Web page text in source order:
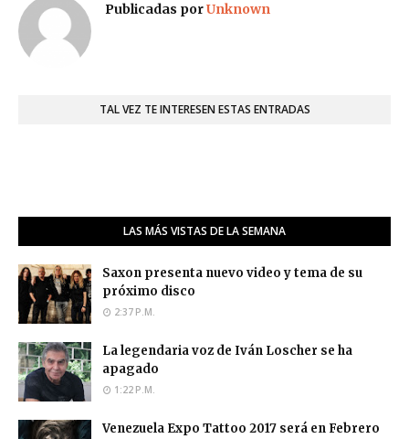
Publicadas porUnknown
TAL VEZ TE INTERESEN ESTAS ENTRADAS
LAS MÁS VISTAS DE LA SEMANA
Saxon presenta nuevo video y tema de su
próximo disco
2:37 P.M.
La legendaria voz de Iván Loscher se ha
apagado
1:22 P.M.
Venezuela Expo Tattoo 2017 será en Febrero